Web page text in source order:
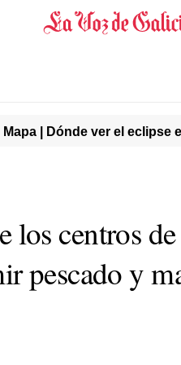
Mapa | Dónde ver el eclipse
centros
pescado y